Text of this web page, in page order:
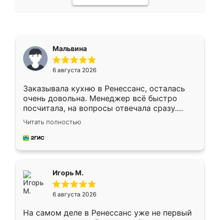
Мальвина
6 августа 2026
Заказывала кухню в Ренессанс, осталась
очень довольна. Менеджер всё быстро
посчитала, на вопросы отвечала сразу.
Замерщик приехал в субботу, подошёл к
делу со всей ответственностью. Собрали
за день, ребята работали аккуратно, даже
Читать полностью
Игорь М.
6 августа 2026
На самом деле в Ренессанс уже не первый